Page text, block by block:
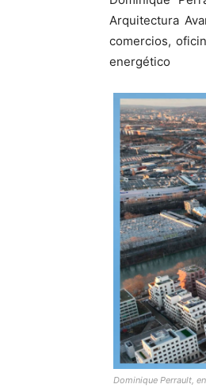
Arquitectura
comercios,
energético
Dominique Perrault,